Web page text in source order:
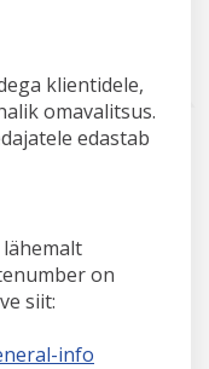
klientidele,
omavalitsus.
edastab
on
siit:
info